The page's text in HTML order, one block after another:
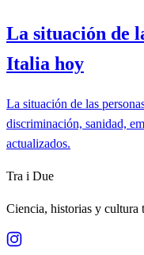
La situación de
Italia hoy
La situación de las
discriminación, sanidad,
actualizados.
Tra i Due
Ciencia, historias y cultura